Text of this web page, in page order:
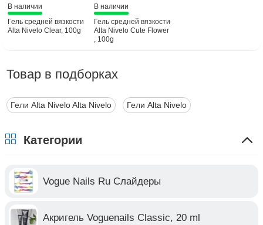
В наличии
Гель средней вязкости
Alta Nivelo Clear, 100g
В наличии
Гель средней вязкости
Alta Nivelo Cute Flower
, 100g
Товар в подборках
Гели Alta Nivelo Alta Nivelo Гели Alta Nivelo
Категории
Vogue Nails Ru Слайдеры
Акригель Voguenails Classic, 20 ml